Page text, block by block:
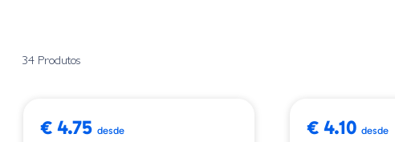
34 Produtos
€ 4.75 desde € 4.10 desde